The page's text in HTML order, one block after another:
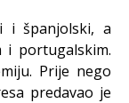
i španjolski, a
i portugalskim.
Prije nego
predavao je